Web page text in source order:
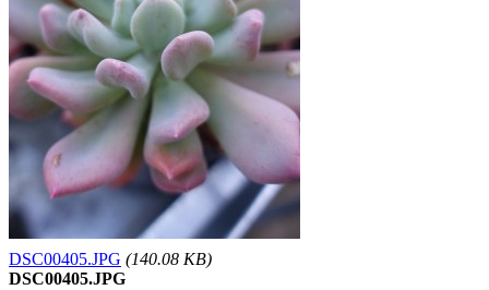
DSC00405.JPG (140.08 KB)
DSC00405.JPG